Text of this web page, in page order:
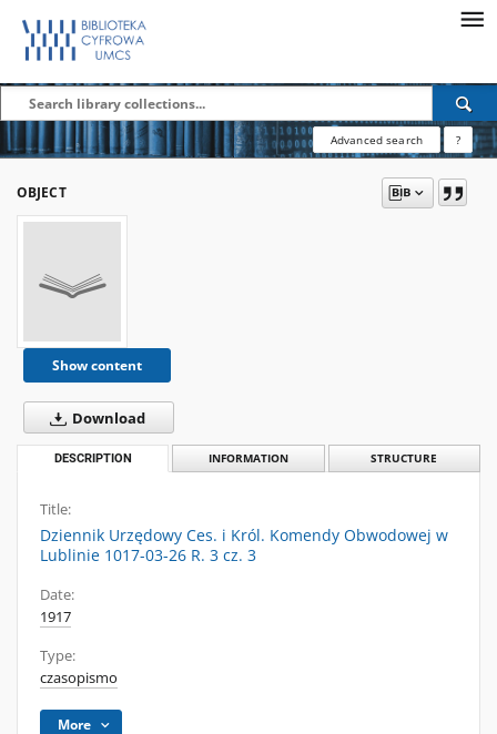
Advanced search ?
OBJECT
Show content
Download
DESCRIPTION INFORMATION STRUCTURE
Title:
Dziennik Urzędowy Ces. i Król. Komendy Obwodowej w
Lublinie 1017-03-26 R. 3 cz. 3
Date:
1917
Type:
czasopismo
More